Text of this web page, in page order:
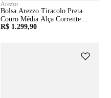
Arezzo
Bolsa Arezzo Tiracolo Preta
Couro Média Alça Corrente
Tag Removível
R$ 1.299,90